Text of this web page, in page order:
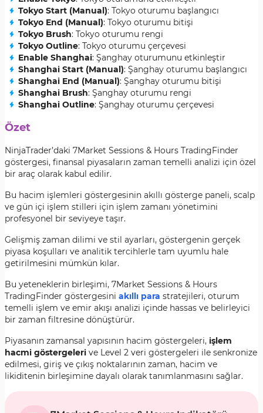
Tokyo Start (Manual): Tokyo oturumu başlangıcı
Tokyo End (Manual): Tokyo oturumu bitişi
Tokyo Brush: Tokyo oturumu rengi
Tokyo Outline: Tokyo oturumu çerçevesi
Enable Shanghai: Şanghay oturumunu etkinleştir
Shanghai Start (Manual): Şanghay oturumu başlangıcı
Shanghai End (Manual): Şanghay oturumu bitişi
Shanghai Brush: Şanghay oturumu rengi
Shanghai Outline: Şanghay oturumu çerçevesi
Özet
NinjaTrader’daki 7Market Sessions & Hours TradingFinder
göstergesi, finansal piyasaların zaman temelli analizi için özel
bir araç olarak kabul edilir.
Bu hacim işlemleri göstergesinin akıllı gösterge paneli, scalp
ve gün içi işlem stilleri için işlem zamanı yönetimini
profesyonel bir seviyeye taşır.
Gelişmiş zaman dilimi ve stil ayarları, göstergenin gerçek
piyasa koşulları ve analitik tercihlerle tam uyumlu hale
getirilmesini mümkün kılar.
Bu yeteneklerin birleşimi, 7Market Sessions & Hours
TradingFinder göstergesini akıllı para stratejileri, oturum
temelli işlem ve emir akışı analizi içinde hassas ve belirleyici
bir zaman filtresine dönüştürür.
Piyasanın zamansal yapısının hacim göstergeleri, işlem
hacmi göstergeleri ve Level 2 veri göstergeleri ile senkronize
edilmesi, giriş ve çıkış noktalarının zaman, hacim ve
likiditenin birleşimine dayalı olarak tanımlanmasını sağlar.